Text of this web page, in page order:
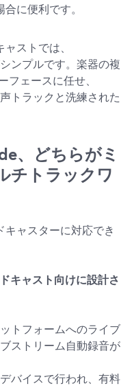
に便利です。
ストでは、
ンプルです。楽器の複
ェースに任せ、
トラックと洗練された
、どちらがミ
チトラックワ
ャスターに対応でき
キャスト向けに設計さ
トフォームへのライブ
ストリーム自動録音が
バイスで行われ、有料